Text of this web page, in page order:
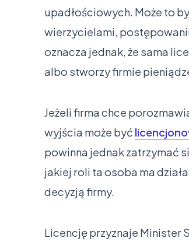
upadłościowych. Może to
wierzycielami,
oznacza jednak, że sama
albo stworzy firmie
Jeżeli firma chce
wyjścia może być
powinna jednak zatrzymać
jakiej roli ta osoba ma
decyzją firmy.
Licencję przyznaje Minister